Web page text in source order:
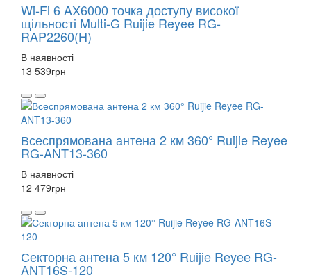
Wi-Fi 6 AX6000 точка доступу високої
щільності Multi-G Ruijie Reyee RG-
RAP2260(H)
В наявності
13 539грн
Всеспрямована антена 2 км 360° Ruijie Reyee
RG-ANT13-360
В наявності
12 479грн
Секторна антена 5 км 120° Ruijie Reyee RG-
ANT16S-120